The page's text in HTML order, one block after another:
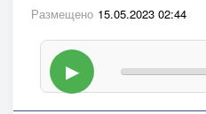
Размещено 15.05.2023 02:44
▶